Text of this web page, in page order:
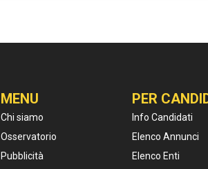
MENU
Chi siamo
Osservatorio
Pubblicità
PER
Info Candidati
Elenco Annunci
Elenco Enti